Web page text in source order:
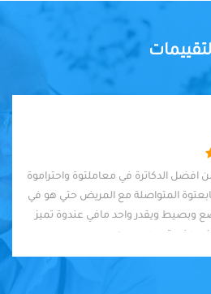
الدكاترة في معاملتوة واحتراموة
المتواصلة مع المريض حتي هو في
ويقدر واحد مافي عندوة تميز
سوي سيه